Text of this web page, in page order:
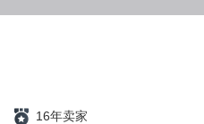
16年卖家